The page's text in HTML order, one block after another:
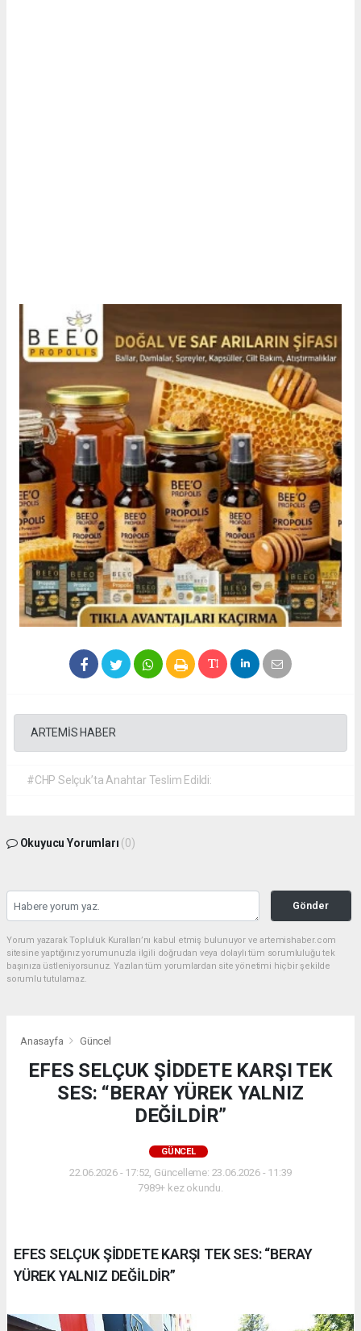
ARTEMİS HABER
#CHP Selçuk’ta Anahtar Teslim Edildi:
Okuyucu Yorumları (0)
Gönder
Yorum yazarak Topluluk Kuralları’nı kabul etmiş bulunuyor ve artemishaber.com
sitesine yaptığınız yorumunuzla ilgili doğrudan veya dolaylı tüm sorumluluğu tek
başınıza üstleniyorsunuz. Yazılan tüm yorumlardan site yönetimi hiçbir şekilde
sorumlu tutulamaz.
Anasayfa Güncel
EFES SELÇUK ŞİDDETE KARŞI TEK
SES: “BERAY YÜREK YALNIZ
DEĞİLDİR”
GÜNCEL
22.06.2026 - 17:52, Güncelleme: 23.06.2026 - 11:39
7989+ kez okundu.
EFES SELÇUK ŞİDDETE KARŞI TEK SES: “BERAY
YÜREK YALNIZ DEĞİLDİR”